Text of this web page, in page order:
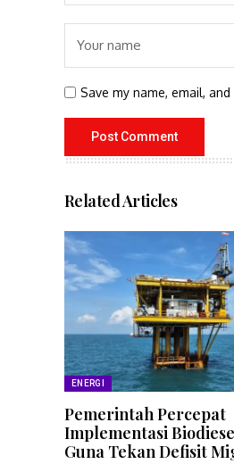
Save my name, email,
Related Articles
ENERGI
Pemerintah Percepat
Implementasi
Guna Tekan Defisit